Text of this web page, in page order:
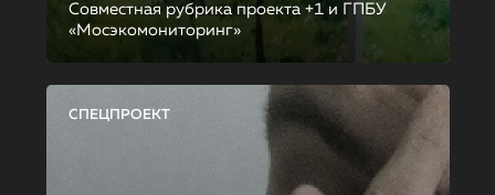
Совместная рубрика проекта +1 и ГПБУ
«Мосэкомониторинг»
СПЕЦПРОЕКТ